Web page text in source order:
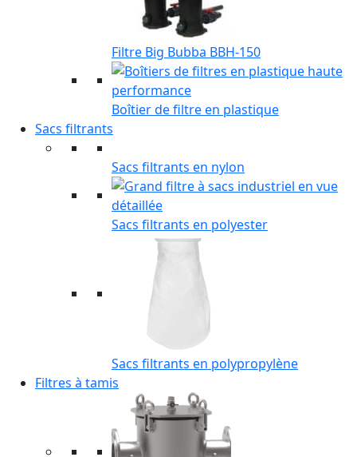
Filtre Big Bubba BBH-150
Boîtier de filtre en plastique
Sacs filtrants
Sacs filtrants en nylon
Sacs filtrants en polyester
Sacs filtrants en polypropylène
Filtres à tamis